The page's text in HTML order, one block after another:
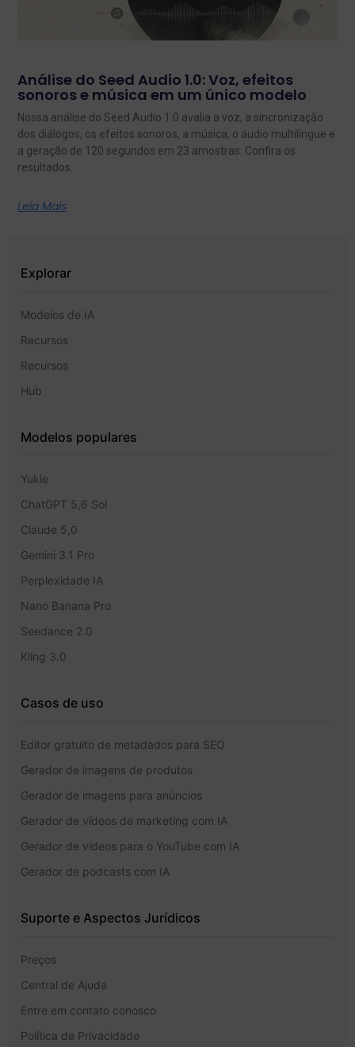
Análise do Seed Audio 1.0: Voz, efeitos
sonoros e música em um único modelo
Nossa análise do Seed Audio 1.0 avalia a voz, a sincronização
dos diálogos, os efeitos sonoros, a música, o áudio multilíngue e
a geração de 120 segundos em 23 amostras. Confira os
resultados.
Leia Mais
Explorar
Modelos de IA
Recursos
Recursos
Hub
Modelos populares
Yukie
ChatGPT 5,6 Sol
Claude 5,0
Gemini 3.1 Pro
Perplexidade IA
Nano Banana Pro
Seedance 2.0
Kling 3.0
Casos de uso
Editor gratuito de metadados para SEO
Gerador de imagens de produtos
Gerador de imagens para anúncios
Gerador de vídeos de marketing com IA
Gerador de vídeos para o YouTube com IA
Gerador de podcasts com IA
Suporte e Aspectos Jurídicos
Preços
Central de Ajuda
Entre em contato conosco
Política de Privacidade